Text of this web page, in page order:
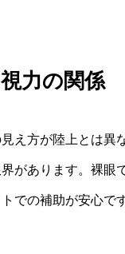
力の関係
え方が陸上とは異
があります。裸
での補助が安心で